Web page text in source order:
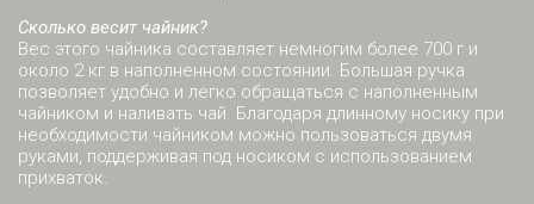
Сколько весит чайник?
Вес этого чайника составляет немногим более 700 г и
около 2 кг в наполненном состоянии. Большая ручка
позволяет удобно и легко обращаться с наполненным
чайником и наливать чай. Благодаря длинному носику при
необходимости чайником можно пользоваться двумя
руками, поддерживая под носиком с использованием
прихваток.